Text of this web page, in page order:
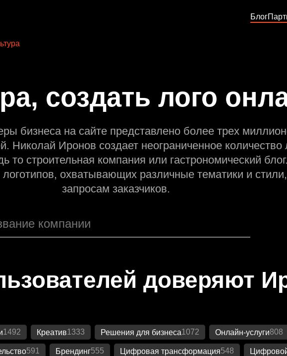
Блог
создать лого
бизнеса на сайте представлено более трех
Николай Иронов создает неограниченное количество
то строительная компания или гастрономический
охватывающих различные тематики и
запросам заказчиков.
доверяют
1492 Креатив1333 Решения для бизнеса1072 Онлайн-услуги808
591 Брендинг555 Цифровая трансформация548